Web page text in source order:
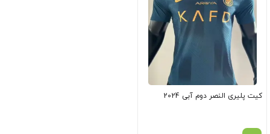
کیت پلیری النصر دوم آبی 2024